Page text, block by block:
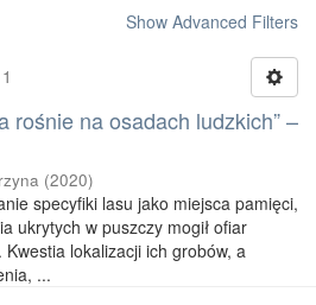
Show Advanced Filters
rośnie na osadach ludzkich” –
(2020)
specyfiki lasu jako miejsca pamięci,
ukrytych w puszczy mogił ofiar
Kwestia lokalizacji ich grobów, a
...